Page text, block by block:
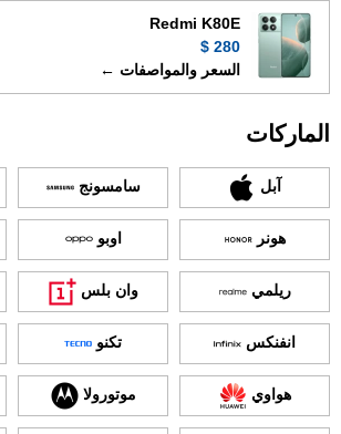
Redmi K80E
280 $
السعر والمواصفات ←
الماركات
آبل سامسونج
هونر اوبو
ريلمي وان بلس
انفنكس تكنو
هواوي موتورولا